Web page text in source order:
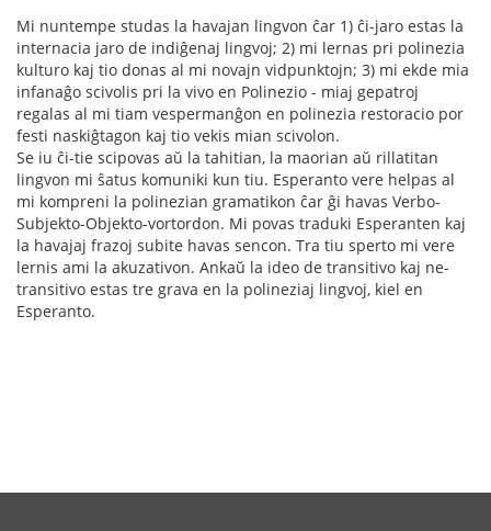
Mi nuntempe studas la havajan lingvon ĉar 1) ĉi-jaro estas la
internacia jaro de indiĝenaj lingvoj; 2) mi lernas pri polinezia
kulturo kaj tio donas al mi novajn vidpunktojn; 3) mi ekde mia
infanaĝo scivolis pri la vivo en Polinezio - miaj gepatroj
regalas al mi tiam vespermanĝon en polinezia restoracio por
festi naskiĝtagon kaj tio vekis mian scivolon.
Se iu ĉi-tie scipovas aŭ la tahitian, la maorian aŭ rillatitan
lingvon mi ŝatus komuniki kun tiu. Esperanto vere helpas al
mi kompreni la polinezian gramatikon ĉar ĝi havas Verbo-
Subjekto-Objekto-vortordon. Mi povas traduki Esperanten kaj
la havajaj frazoj subite havas sencon. Tra tiu sperto mi vere
lernis ami la akuzativon. Ankaŭ la ideo de transitivo kaj ne-
transitivo estas tre grava en la polineziaj lingvoj, kiel en
Esperanto.